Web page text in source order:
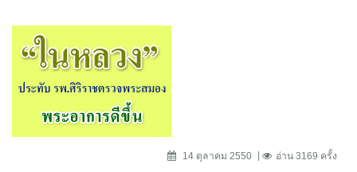
14 ตุลาคม 2550 อ่าน 3169 ครั้ง